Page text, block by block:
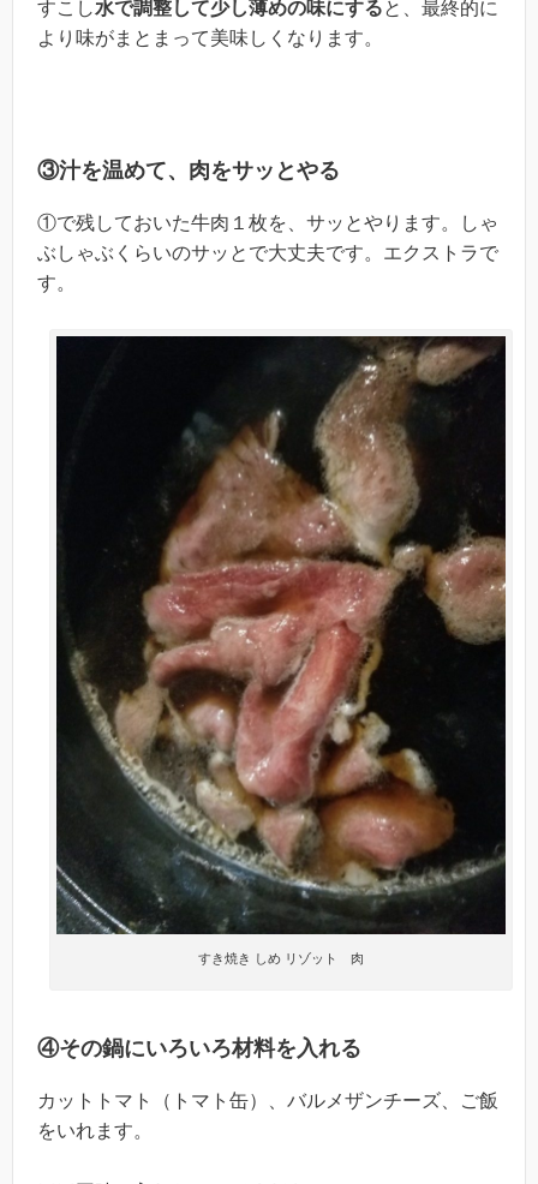
すこし水で調整して少し薄めの味にすると、最終的に
より味がまとまって美味しくなります。
③汁を温めて、肉をサッとやる
①で残しておいた牛肉１枚を、サッとやります。しゃ
ぶしゃぶくらいのサッとで大丈夫です。エクストラで
す。
すき焼き しめ リゾット 肉
④その鍋にいろいろ材料を入れる
カットトマト（トマト缶）、バルメザンチーズ、ご飯
をいれます。